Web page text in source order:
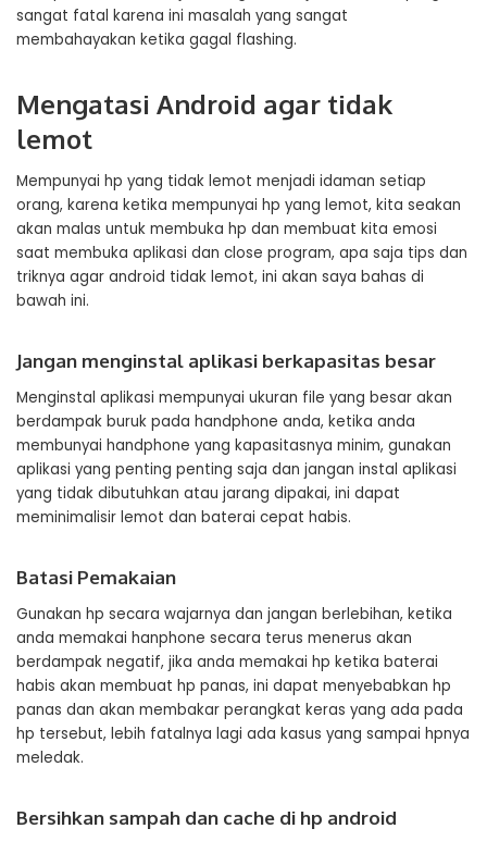
sangat fatal karena ini masalah yang sangat
membahayakan ketika gagal flashing.
Mengatasi Android agar tidak
lemot
Mempunyai hp yang tidak lemot menjadi idaman setiap
orang, karena ketika mempunyai hp yang lemot, kita seakan
akan malas untuk membuka hp dan membuat kita emosi
saat membuka aplikasi dan close program, apa saja tips dan
triknya agar android tidak lemot, ini akan saya bahas di
bawah ini.
Jangan menginstal aplikasi berkapasitas besar
Menginstal aplikasi mempunyai ukuran file yang besar akan
berdampak buruk pada handphone anda, ketika anda
membunyai handphone yang kapasitasnya minim, gunakan
aplikasi yang penting penting saja dan jangan instal aplikasi
yang tidak dibutuhkan atau jarang dipakai, ini dapat
meminimalisir lemot dan baterai cepat habis.
Batasi Pemakaian
Gunakan hp secara wajarnya dan jangan berlebihan, ketika
anda memakai hanphone secara terus menerus akan
berdampak negatif, jika anda memakai hp ketika baterai
habis akan membuat hp panas, ini dapat menyebabkan hp
panas dan akan membakar perangkat keras yang ada pada
hp tersebut, lebih fatalnya lagi ada kasus yang sampai hpnya
meledak.
Bersihkan sampah dan cache di hp android